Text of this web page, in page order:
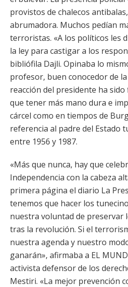
provistos de chalecos
abrumadora. Muchos pedían
terroristas. «A los políticos les
la ley para castigar a los
bibliófila Dajli. Opinaba lo
profesor, buen conocedor de
reacción del presidente ha
que tener más mano dura e
cárcel como en tiempos de
referencia al padre del Estado
entre 1956 y 1987.
«Más que nunca, hay que
Independencia con la cabeza
primera página el diario La
tenemos que hacer los
nuestra voluntad de preservar
tras la revolución. Si el
nuestra agenda y nuestro
ganarán», afirmaba a EL
activista defensor de los
Mestiri. «La mejor prevención